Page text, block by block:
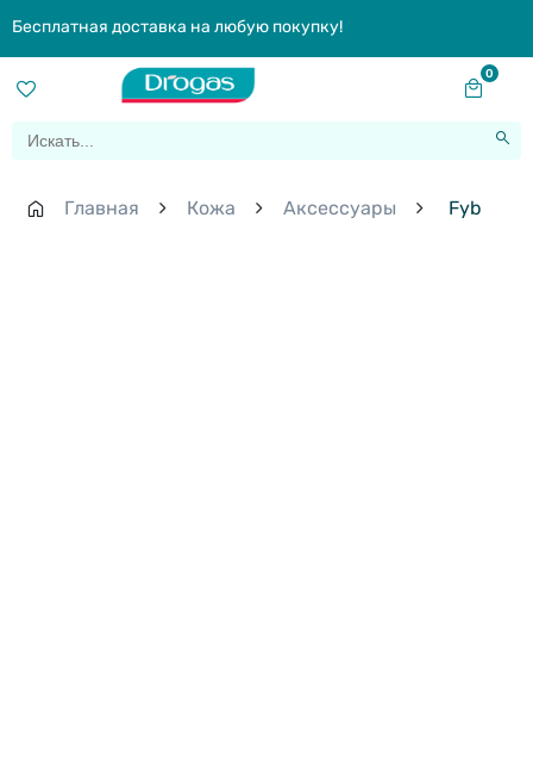
Бесплатная доставка на любую покупку!
0
Главная Кожа Aксессуары Fyb